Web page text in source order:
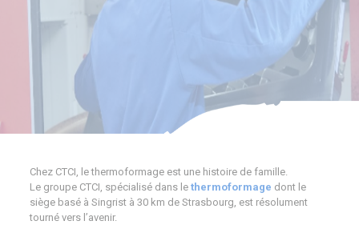
Chez CTCI, le thermoformage est une histoire de famille.
Le groupe CTCI, spécialisé dans le thermoformage dont le
siège basé à Singrist à 30 km de Strasbourg, est résolument
tourné vers l’avenir.